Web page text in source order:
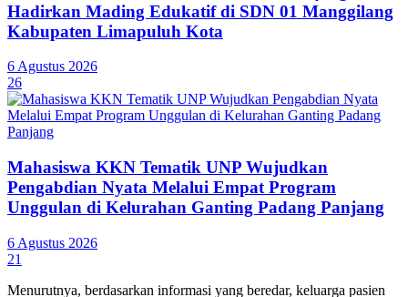
Hadirkan Mading Edukatif di SDN 01 Manggilang
Kabupaten Limapuluh Kota
6 Agustus 2026
26
Mahasiswa KKN Tematik UNP Wujudkan
Pengabdian Nyata Melalui Empat Program
Unggulan di Kelurahan Ganting Padang Panjang
6 Agustus 2026
21
Menurutnya, berdasarkan informasi yang beredar, keluarga pasien